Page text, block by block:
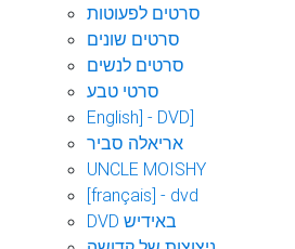
סרטים לפעוטות
סרטים שונים
סרטים לנשים
סרטי טבע
English] - DVD]
אריאלה סביר
UNCLE MOISHY
[français] - dvd
DVD באידיש